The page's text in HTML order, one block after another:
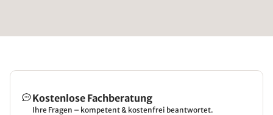
Kostenlose Fachberatung
Ihre Fragen – kompetent & kostenfrei beantwortet.